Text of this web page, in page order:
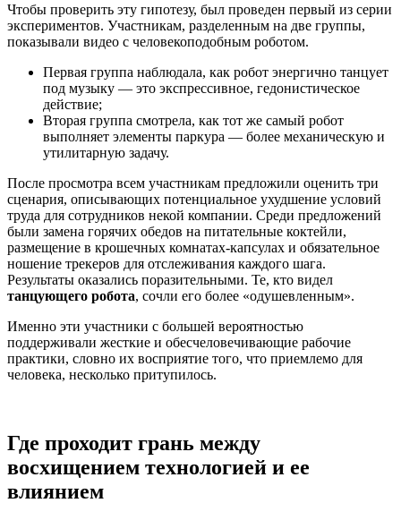
Чтобы проверить эту гипотезу, был проведен первый из серии
экспериментов. Участникам, разделенным на две группы,
показывали видео с человекоподобным роботом.
Первая группа наблюдала, как робот энергично танцует
под музыку — это экспрессивное, гедонистическое
действие;
Вторая группа смотрела, как тот же самый робот
выполняет элементы паркура — более механическую и
утилитарную задачу.
После просмотра всем участникам предложили оценить три
сценария, описывающих потенциальное ухудшение условий
труда для сотрудников некой компании. Среди предложений
были замена горячих обедов на питательные коктейли,
размещение в крошечных комнатах-капсулах и обязательное
ношение трекеров для отслеживания каждого шага.
Результаты оказались поразительными. Те, кто видел
танцующего робота, сочли его более «одушевленным».
Именно эти участники с большей вероятностью
поддерживали жесткие и обесчеловечивающие рабочие
практики, словно их восприятие того, что приемлемо для
человека, несколько притупилось.
Где проходит грань между
восхищением технологией и ее
влиянием